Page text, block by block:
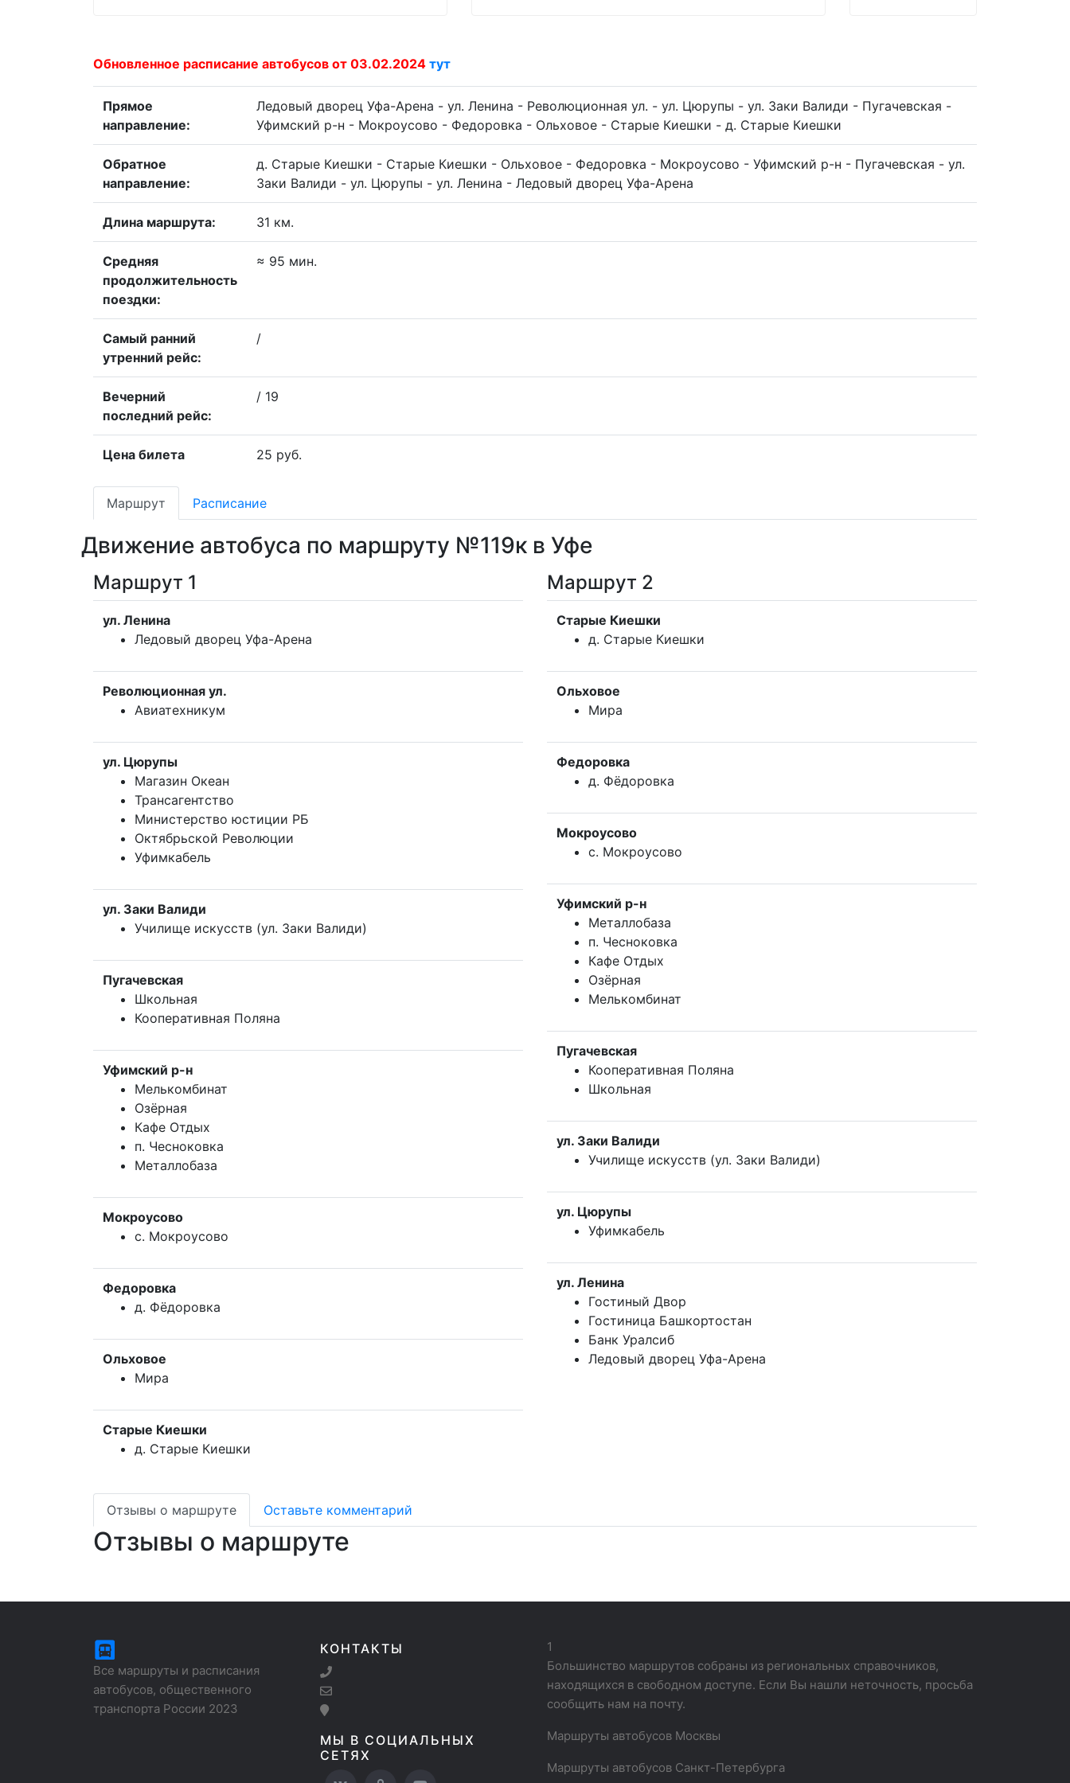
Обновленное расписание автобусов от 03.02.2024 тут
Прямое
направление:
Ледовый дворец Уфа-Арена - ул. Ленина - Революционная ул. - ул. Цюрупы - ул. Заки Валиди - Пугачевская -
Уфимский р-н - Мокроусово - Федоровка - Ольховое - Старые Киешки - д. Старые Киешки
Обратное
направление:
д. Старые Киешки - Старые Киешки - Ольховое - Федоровка - Мокроусово - Уфимский р-н - Пугачевская - ул.
Заки Валиди - ул. Цюрупы - ул. Ленина - Ледовый дворец Уфа-Арена
Длина маршрута: 31 км.
Средняя
продолжительность
поездки:
≈ 95 мин.
Самый ранний
утренний рейс:
/
Вечерний
последний рейс:
/ 19
Цена билета 25 руб.
Маршрут Расписание
Движение автобуса по маршруту №119к в Уфе
Маршрут 1
ул. Ленина
Ледовый дворец Уфа-Арена
Революционная ул.
Авиатехникум
ул. Цюрупы
Магазин Океан
Трансагентство
Министерство юстиции РБ
Октябрьской Революции
Уфимкабель
ул. Заки Валиди
Училище искусств (ул. Заки Валиди)
Пугачевская
Школьная
Кооперативная Поляна
Уфимский р-н
Мелькомбинат
Озёрная
Кафе Отдых
п. Чесноковка
Металлобаза
Мокроусово
с. Мокроусово
Федоровка
д. Фёдоровка
Ольховое
Мира
Старые Киешки
д. Старые Киешки
Маршрут 2
Старые Киешки
д. Старые Киешки
Ольховое
Мира
Федоровка
д. Фёдоровка
Мокроусово
с. Мокроусово
Уфимский р-н
Металлобаза
п. Чесноковка
Кафе Отдых
Озёрная
Мелькомбинат
Пугачевская
Кооперативная Поляна
Школьная
ул. Заки Валиди
Училище искусств (ул. Заки Валиди)
ул. Цюрупы
Уфимкабель
ул. Ленина
Гостиный Двор
Гостиница Башкортостан
Банк Уралсиб
Ледовый дворец Уфа-Арена
Отзывы о маршруте Оставьте комментарий
Отзывы о маршруте
Все маршруты и расписания
автобусов, общественного
транспорта России 2023
КОНТАКТЫ
МЫ В СОЦИАЛЬНЫХ
СЕТЯХ
1
Большинство маршрутов собраны из региональных справочников,
находящихся в свободном доступе. Если Вы нашли неточность, просьба
сообщить нам на почту.
Маршруты автобусов Москвы
Маршруты автобусов Санкт-Петербурга